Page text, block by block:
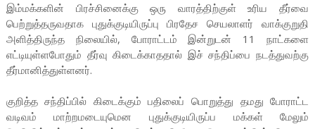
இம்மக்களின் பிரச்சினைக்கு ஒரு வாரத்திற்குள் உரிய தீர்வை
பெற்றுத்தருவதாக புதுக்குடியிருப்பு பிரதேச செயலாளர் வாக்குறுதி
அளித்திருந்த நிலையில், போராட்டம் இன்றுடன் 11 நாட்களை
எட்டியுள்ளபோதும் தீர்வு கிடைக்காததால் இச் சந்திப்பை நடத்துவற்கு
தீர்மானித்துள்ளனர்.
குறித்த சந்திப்பில் கிடைக்கும் பதிலைப் பொறுத்து தமது போராட்ட
வடிவம் மாற்றமடையுமென புதுக்குடியிருப்ப மக்கள் மேலும்